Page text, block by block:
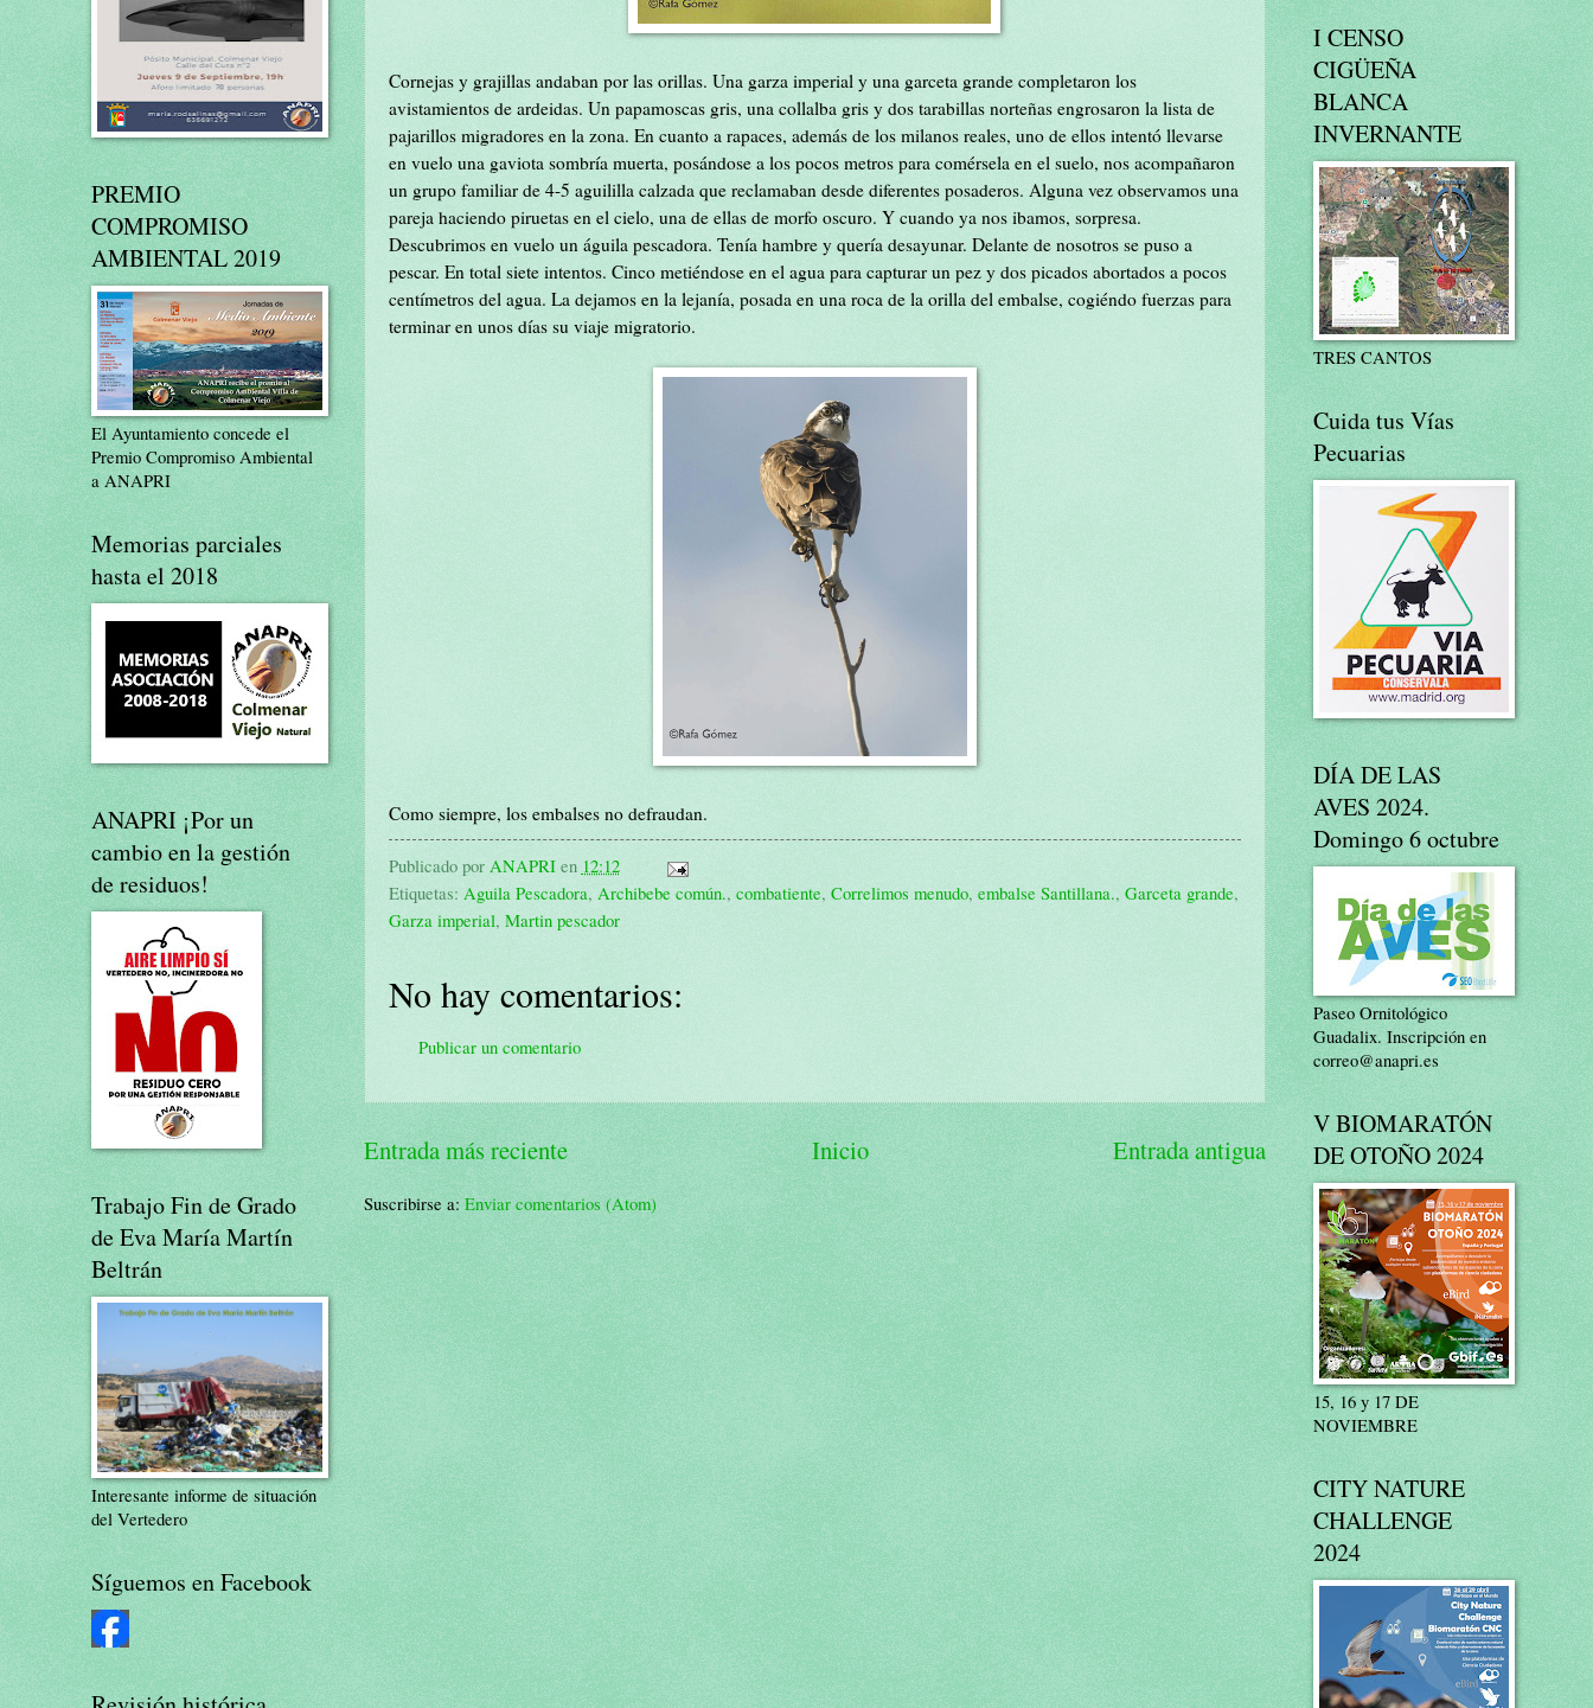
Cornejas y grajillas andaban por las orillas. Una garza imperial y una garceta grande completaron los
avistamientos de ardeidas. Un papamoscas gris, una collalba gris y dos tarabillas norteñas engrosaron la lista de
pajarillos migradores en la zona. En cuanto a rapaces, además de los milanos reales, uno de ellos intentó llevarse
en vuelo una gaviota sombría muerta, posándose a los pocos metros para comérsela en el suelo, nos acompañaron
un grupo familiar de 4-5 aguililla calzada que reclamaban desde diferentes posaderos. Alguna vez observamos una
pareja haciendo piruetas en el cielo, una de ellas de morfo oscuro. Y cuando ya nos ibamos, sorpresa.
Descubrimos en vuelo un águila pescadora. Tenía hambre y quería desayunar. Delante de nosotros se puso a
pescar. En total siete intentos. Cinco metiéndose en el agua para capturar un pez y dos picados abortados a pocos
centímetros del agua. La dejamos en la lejanía, posada en una roca de la orilla del embalse, cogiéndo fuerzas para
terminar en unos días su viaje migratorio.
Como siempre, los embalses no defraudan.
Publicado por ANAPRI en 12:12
Etiquetas: Aguila Pescadora, Archibebe común., combatiente, Correlimos menudo, embalse Santillana., Garceta grande,
Garza imperial, Martin pescador
No hay comentarios:
Publicar un comentario
Entrada más reciente Entrada antigua
Inicio
Suscribirse a: Enviar comentarios (Atom)
PREMIO
COMPROMISO
AMBIENTAL 2019
El Ayuntamiento concede el
Premio Compromiso Ambiental
a ANAPRI
Memorias parciales
hasta el 2018
ANAPRI ¡Por un
cambio en la gestión
de residuos!
Trabajo Fin de Grado
de Eva María Martín
Beltrán
Interesante informe de situación
del Vertedero
Síguemos en Facebook
I CENSO
CIGÜEÑA
BLANCA
INVERNANTE
TRES CANTOS
Cuida tus Vías
Pecuarias
DÍA DE LAS
AVES 2024.
Domingo 6 octubre
Paseo Ornitológico
Guadalix. Inscripción en
correo@anapri.es
V BIOMARATÓN
DE OTOÑO 2024
15, 16 y 17 DE
NOVIEMBRE
CITY NATURE
CHALLENGE
2024